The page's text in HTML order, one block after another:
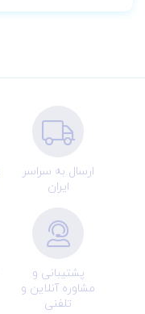
ارسال به سراسر
ایران
پشتیبانی و
مشاوره آنلاین و
تلفنی